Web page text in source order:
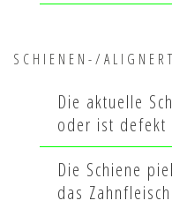
SCHIENEN-/
Die aktuelle
oder ist defekt
Die Schiene
das Zahnfleisch